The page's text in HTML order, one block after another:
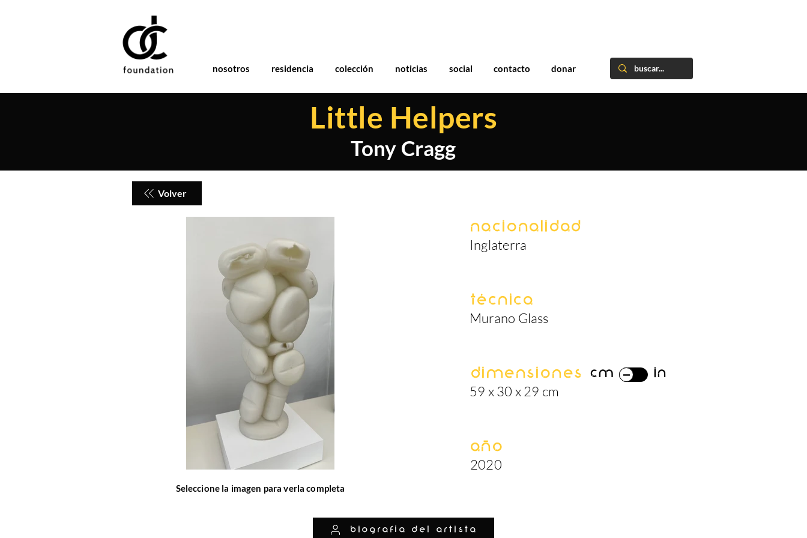
nosotros residencia colección noticias social contacto donar
Little Helpers
Tony Cragg
Volver
Nacionalidad
Inglaterra
Técnica
Murano Glass
Dimensiones cm in
59 x 30 x 29 cm
Año
2020
Seleccione la imagen para verla completa
biografía del artista